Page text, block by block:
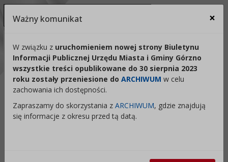
Ukryj panel ułatwień dostępu
Zmień kontrast na domyślny
C1 C2 C3 C4
Rozmiar czcionki:
A
A+ A++
Odstępy:
Zmień odstęp między literami
Zmień interlinię i margines
Reset:
Przywróć
Ważny komunikat ×
W związku z uruchomieniem nowej strony Biuletynu
Informacji Publicznej Urzędu Miasta i Gminy Górzno
wszystkie treści opublikowane do 30 sierpnia 2023
roku zostały przeniesione do ARCHIWUM w celu
zachowania ich dostępności.
Zapraszamy do skorzystania z ARCHIWUM, gdzie znajdują
się informacje z okresu przed tą datą.